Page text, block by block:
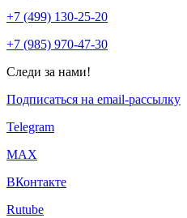
+7 (499) 130-25-20
+7 (985) 970-47-30
Следи за нами!
Подписаться на email-рассылку
Telegram
МАХ
ВКонтакте
Rutube